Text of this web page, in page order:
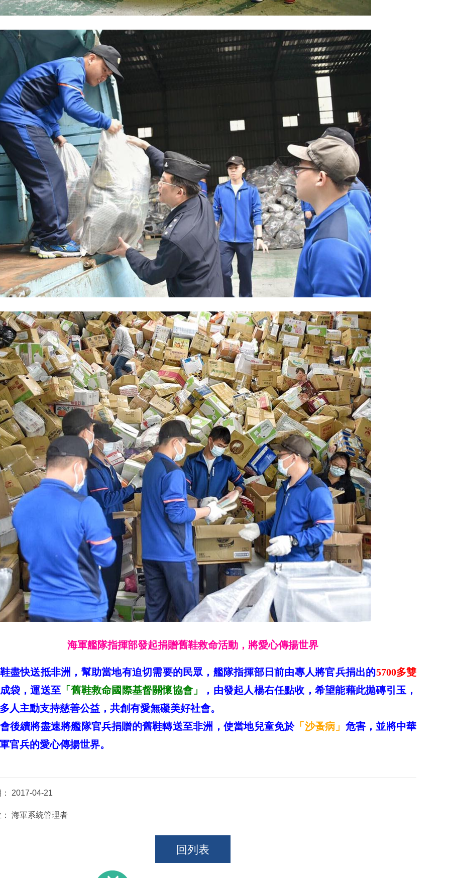
海軍艦隊指揮部發起捐贈舊鞋救命活動，將愛心傳揚世界
盡快送抵非洲，幫助當地有迫切需要的民眾，艦隊指揮部日前由專人將官兵捐出的5700多雙
袋，運送至 「舊鞋救命國際基督關懷協會」
，由發起人楊右任點收，希望能藉此拋磚引玉，
人主動支持慈善公益，共創有愛無礙美好社會。
續將盡速將艦隊官兵捐贈的舊鞋轉送至非洲，使當地兒童免於「沙蚤病」 危害，並將中華
官兵的愛心傳揚世界。
2017-04-21
海軍系統管理者
回列表